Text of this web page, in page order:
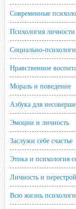
Современные
Психология личности
Социально-
Нравственное
Мораль и поведение
Азбука для
Эмоции и личность
Заслужи себе счастье
Этика и психология
Личность и
Всю жизнь